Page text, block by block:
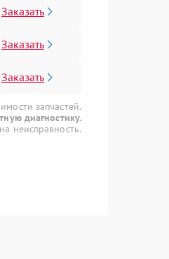
Заказать
Заказать
Заказать
запчастей.
диагностику.
неисправность.